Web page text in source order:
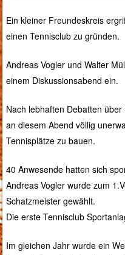
Ein kleiner Freundeskreis
einen Tennisclub zu gründen.
Andreas Vogler und Walter
einem Diskussionsabend ein.
Nach lebhaften Debatten
an diesem Abend völlig
Tennisplätze zu bauen.
40 Anwesende hatten sich
Andreas Vogler wurde zum
Schatzmeister gewählt.
Die erste Tennisclub
Im gleichen Jahr wurde ein